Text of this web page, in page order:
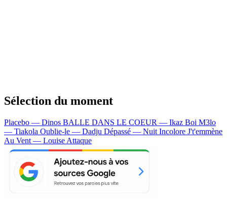
Sélection du moment
Placebo — Dinos BALLE DANS LE COEUR — Ikaz Boi M3lo
— Tiakola Oublie-le — Dadju Dépassé — Nuit Incolore J't'emmène
Au Vent — Louise Attaque